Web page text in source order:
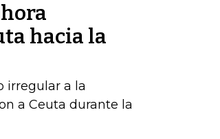
hacia la
irregular a la
a Ceuta durante la